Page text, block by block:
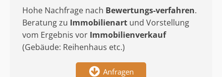
Hohe Nachfrage nach Bewertungs-verfahren.
Beratung zu Immobilienart und Vorstellung
vom Ergebnis vor Immobilienverkauf
(Gebäude: Reihenhaus etc.)
Anfragen